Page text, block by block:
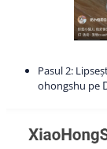
Pasul 2:
ohongshu pe